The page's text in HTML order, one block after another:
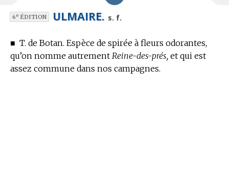
6eÉDITION ULMAIRE. s. f.
■ T. de Botan. Espèce de spirée à fleurs odorantes,
qu’on nomme autrement Reine-des-prés, et qui est
assez commune dans nos campagnes.